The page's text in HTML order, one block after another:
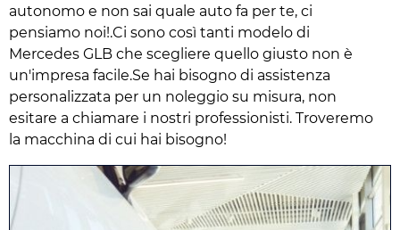
autonomo e non sai quale auto fa per te, ci
pensiamo noi!.Ci sono così tanti modelo di
Mercedes GLB che scegliere quello giusto non è
un'impresa facile.Se hai bisogno di assistenza
personalizzata per un noleggio su misura, non
esitare a chiamare i nostri professionisti. Troveremo
la macchina di cui hai bisogno!